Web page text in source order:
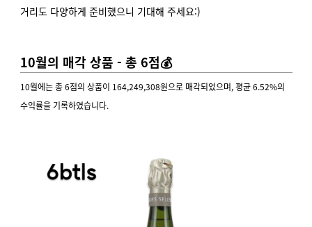
거리도 다양하게 준비했으니 기대해 주세요:)
10월의 매각 상품 - 총 6점💰
10월에는 총 6점의 상품이 164,249,308원으로 매각되었으며, 평균 6.52%의
수익률을 기록하였습니다.